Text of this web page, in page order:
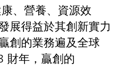
、營養、資源效
展得益於其創新實力
創的業務遍及全球
財年，贏創的